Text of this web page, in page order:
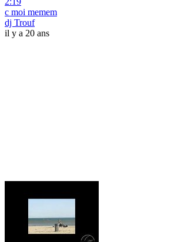
c moi memem
dj Trouf
il y a 20 ans